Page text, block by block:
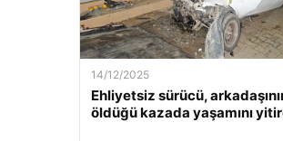
14/12/2025
Ehliyetsiz sürücü,
öldüğü kazada yaşamını